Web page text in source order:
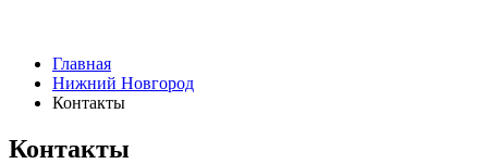
Главная
Нижний Новгород
Контакты
Контакты